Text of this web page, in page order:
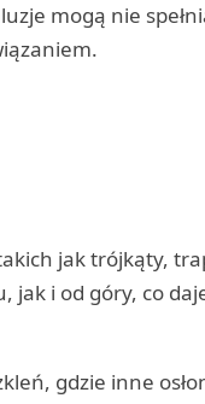
mogą nie
jak trójkąty,
jak i od góry, co
gdzie inne